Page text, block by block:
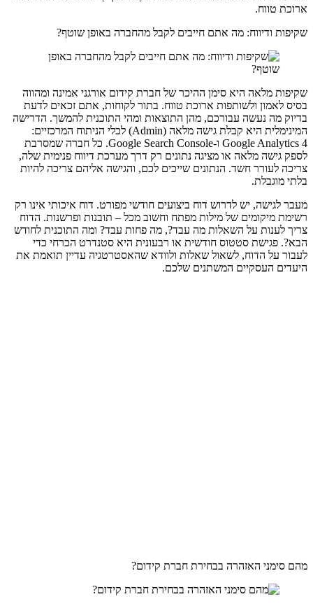
ארוכת טווח.
שקיפות ודיווח: מה אתם חייבים לקבל מהחברה באופן שוטף?
שקיפות מלאה היא סימן ההיכר של חברת קידום אורגני אמינה ומהווה
בסיס לאמון ולשותפות ארוכת טווח. בתור לקוחות, אתם זכאים לדעת
בדיוק מה נעשה עבורכם, מהן התוצאות ומהי התוכנית להמשך. הדרישה
המינימלית היא קבלת גישה מלאה (Admin) לכלי הניתוח המרכזיים:
Google Analytics 4 ו-Google Search Console. כל חברה שמסרבת
לספק גישה מלאה או מציגה נתונים רק דרך מערכת דיווח פנימית שלה,
צריכה לעורר חשד. הנתונים שייכים לכם, והגישה אליהם צריכה להיות
בלתי מוגבלת.
מעבר לגישה, יש לדרוש דוח ביצועים חודשי מפורט. דוח איכותי אינו רק
רשימת מיקומים של מילות מפתח וחשוב מכל – תובנות ופרשנות. הדוח
צריך לענות על השאלות מה עבד?, מה פחות עבד? ומה התוכנית לחודש
הבא?. פגישת סטטוס חודשית או רבעונית היא סטנדרט הכרחי כדי
לעבור על הדוח, לשאול שאלות ולוודא שהאסטרטגיה עדיין תואמת את
היעדים העסקיים המשתנים שלכם.
מהם סימני האזהרה בבחירת חברת קידום?